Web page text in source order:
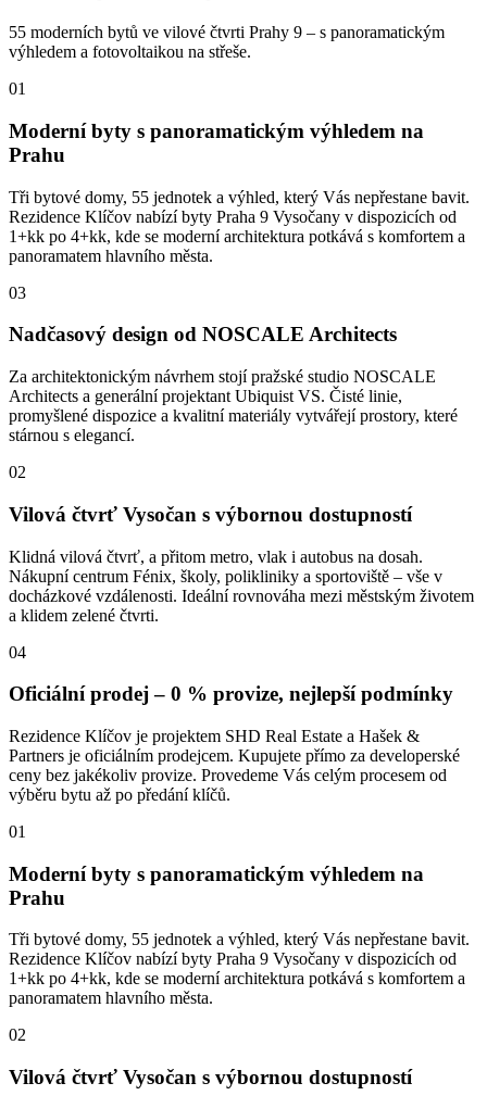
55 moderních bytů ve vilové čtvrti Prahy 9 – s panoramatickým
výhledem a fotovoltaikou na střeše.
01
Moderní byty s panoramatickým výhledem na
Prahu
Tři bytové domy, 55 jednotek a výhled, který Vás nepřestane bavit.
Rezidence Klíčov nabízí byty Praha 9 Vysočany v dispozicích od
1+kk po 4+kk, kde se moderní architektura potkává s komfortem a
panoramatem hlavního města.
03
Nadčasový design od NOSCALE Architects
Za architektonickým návrhem stojí pražské studio NOSCALE
Architects a generální projektant Ubiquist VS. Čisté linie,
promyšlené dispozice a kvalitní materiály vytvářejí prostory, které
stárnou s elegancí.
02
Vilová čtvrť Vysočan s výbornou dostupností
Klidná vilová čtvrť, a přitom metro, vlak i autobus na dosah.
Nákupní centrum Fénix, školy, polikliniky a sportoviště – vše v
docházkové vzdálenosti. Ideální rovnováha mezi městským životem
a klidem zelené čtvrti.
04
Oficiální prodej – 0 % provize, nejlepší podmínky
Rezidence Klíčov je projektem SHD Real Estate a Hašek &
Partners je oficiálním prodejcem. Kupujete přímo za developerské
ceny bez jakékoliv provize. Provedeme Vás celým procesem od
výběru bytu až po předání klíčů.
01
Moderní byty s panoramatickým výhledem na
Prahu
Tři bytové domy, 55 jednotek a výhled, který Vás nepřestane bavit.
Rezidence Klíčov nabízí byty Praha 9 Vysočany v dispozicích od
1+kk po 4+kk, kde se moderní architektura potkává s komfortem a
panoramatem hlavního města.
02
Vilová čtvrť Vysočan s výbornou dostupností